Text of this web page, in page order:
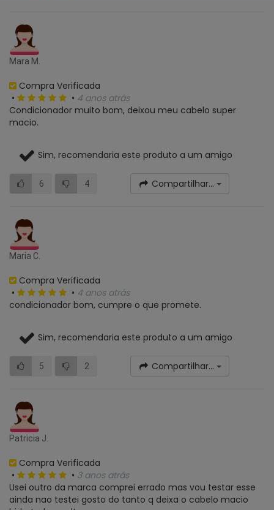
Mara M.
Compra Verificada
•
• 4 anos atrás
Condicionador muito bom, deixou meu cabelo super
macio.
Sim, recomendaria este produto a um amigo
6 4 Compartilhar...
Maria C.
Compra Verificada
•
• 4 anos atrás
condicionador bom, cumpre o que promete.
Sim, recomendaria este produto a um amigo
5 2 Compartilhar...
Patricia J.
Compra Verificada
•
• 3 anos atrás
Usei outro da marca comprei errado mas vou testar esse
ainda nao testei gosto do tanto q deixa o cabelo macio